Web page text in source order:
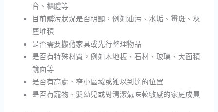
台、櫃體等
目前髒污狀況是否明顯，例如油污、水垢、霉斑、灰
塵堆積
是否需要搬動家具或先行整理物品
是否有特殊材質，例如木地板、石材、玻璃、大面積
鏡面等
是否有高處、窄小區域或難以到達的位置
是否有寵物、嬰幼兒或對清潔氣味較敏感的家庭成員